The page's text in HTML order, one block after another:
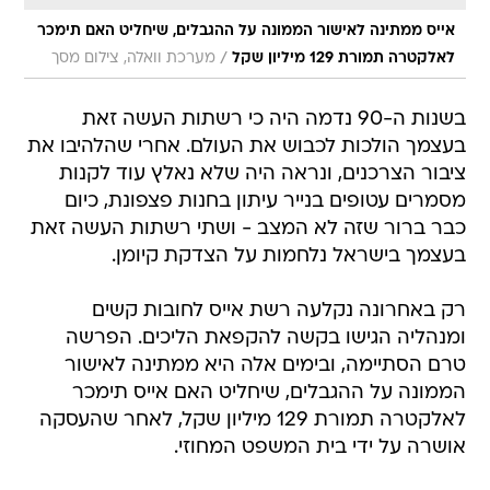
אייס ממתינה לאישור הממונה על ההגבלים, שיחליט האם תימכר
לאלקטרה תמורת 129 מיליון שקל
/ מערכת וואלה, צילום מסך
בשנות ה-90 נדמה היה כי רשתות העשה זאת
בעצמך הולכות לכבוש את העולם. אחרי שהלהיבו את
ציבור הצרכנים, ונראה היה שלא נאלץ עוד לקנות
מסמרים עטופים בנייר עיתון בחנות פצפונת, כיום
כבר ברור שזה לא המצב - ושתי רשתות העשה זאת
בעצמך בישראל נלחמות על הצדקת קיומן.
רק באחרונה נקלעה רשת אייס לחובות קשים
ומנהליה הגישו בקשה להקפאת הליכים. הפרשה
טרם הסתיימה, ובימים אלה היא ממתינה לאישור
הממונה על ההגבלים, שיחליט האם אייס תימכר
לאלקטרה תמורת 129 מיליון שקל, לאחר שהעסקה
אושרה על ידי בית המשפט המחוזי.